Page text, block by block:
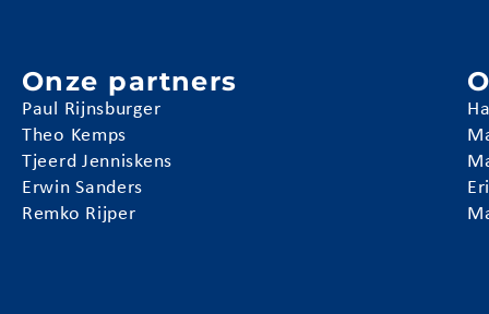
Onze partners
Paul Rijnsburger
Theo Kemps
Tjeerd Jenniskens
Erwin Sanders
Remko Rijper